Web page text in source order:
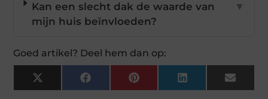
Kan een slecht dak de waarde van
mijn huis beïnvloeden?
▼
Goed artikel? Deel hem dan op:
X
(Twitter)
FacebookPinterestLinkedInEmail